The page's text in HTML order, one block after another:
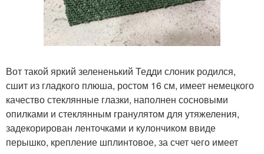
Вот такой яркий зелененький Тедди слоник родился,
сшит из гладкого плюша, ростом 16 см, имеет немецкого
качество стеклянные глазки, наполнен сосновыми
опилками и стеклянным гранулятом для утяжеления,
задекорирован ленточками и кулончиком ввиде
перышко, крепление шплинтовое, за счет чего имеет